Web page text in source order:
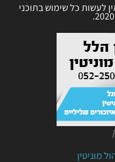
לעשות כל שימוש בתוכני
מוניטין